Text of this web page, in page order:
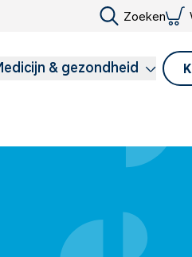
Zoeken
& gezondheid